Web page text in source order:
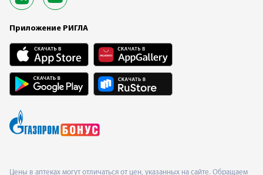
Приложение РИГЛА
Цены в аптеках могут отличаться от цен, указанных на сайте. Обращаем